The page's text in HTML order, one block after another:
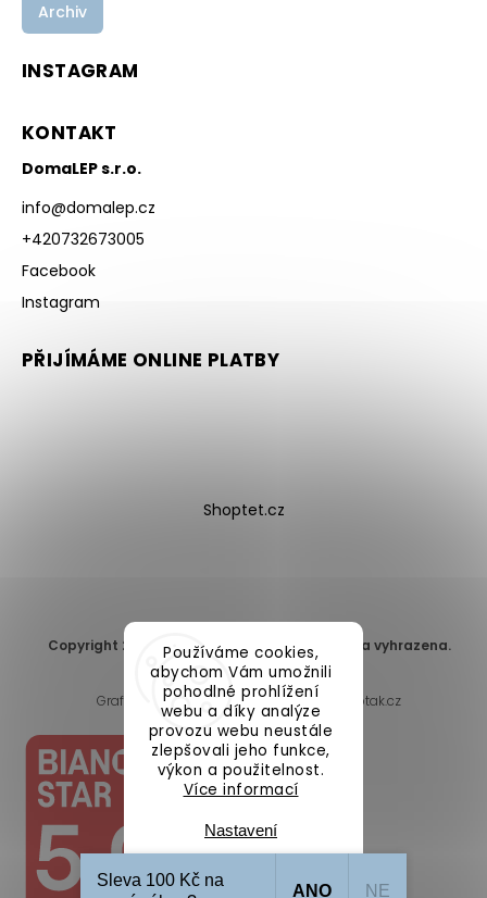
Používáme cookies,
abychom Vám umožnili
pohodlné prohlížení
webu a díky analýze
provozu webu neustále
zlepšovali jeho funkce,
výkon a použitelnost.
Více informací
Nastavení
Archiv
INSTAGRAM
KONTAKT
DomaLEP s.r.o.
info@domalep.cz
+420732673005
Facebook
Instagram
PŘIJÍMÁME ONLINE PLATBY
Shoptet.cz
Copyright 2026 DomaLEP s.r.o. . Všechna práva vyhrazena.
Upravit nastavení cookies
Grafický návrh vytvořil a nakódoval
Shoptak.cz
Sleva 100 Kč na
ANO NE